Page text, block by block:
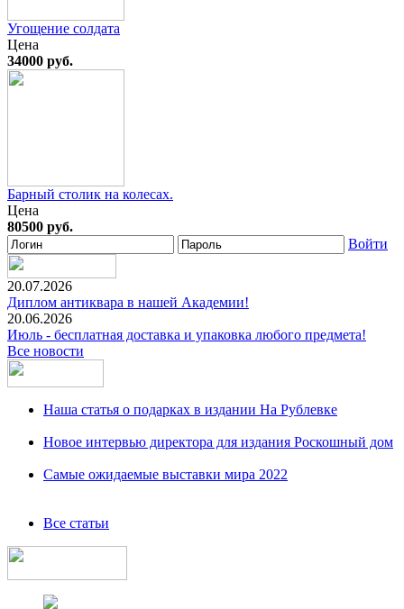
Угощение солдата
Цена
34000 руб.
Барный столик на колесах.
Цена
80500 руб.
Войти
20.07.2026
Диплом антиквара в нашей Академии!
20.06.2026
Июль - бесплатная доставка и упаковка любого предмета!
Все новости
Наша статья о подарках в издании На Рублевке
Новое интервью директора для издания Роскошный дом
Самые ожидаемые выставки мира 2022
Все статьи